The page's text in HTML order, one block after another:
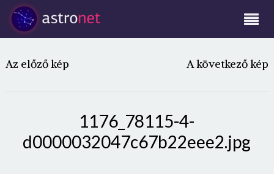
Az előző kép A következő kép
1176_78115-4-
d0000032047c67b22eee2.jpg